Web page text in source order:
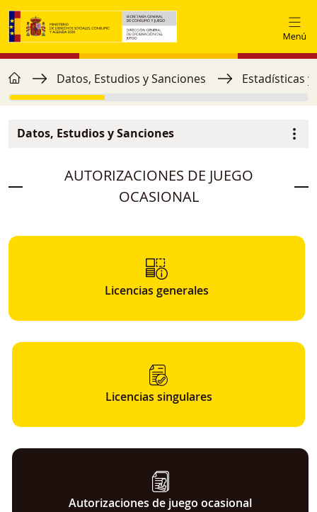
Pasar al contenido principal
Ruta de navegación
home Datos, Estudios y Sanciones Estadísticas
Datos, Estudios y Sanciones
AUTORIZACIONES DE JUEGO
OCASIONAL
Licencias generales
Licencias singulares
Autorizaciones de juego ocasional